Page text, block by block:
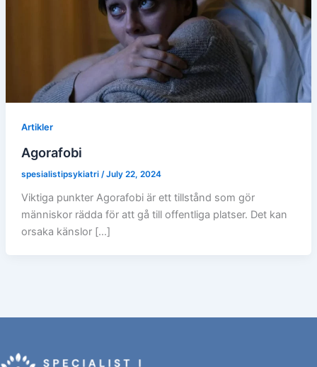
Artikler
Agorafobi
spesialistipsykiatri /July 22, 2024
Viktiga punkter Agorafobi är ett tillstånd som gör
människor rädda för att gå till offentliga platser. Det kan
orsaka känslor […]